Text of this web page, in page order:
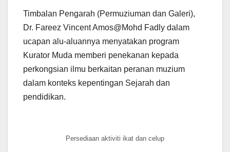
Timbalan Pengarah (Permuziuman dan Galeri),
Dr. Fareez Vincent Amos@Mohd Fadly dalam
ucapan alu-aluannya menyatakan program
Kurator Muda memberi penekanan kepada
perkongsian ilmu berkaitan peranan muzium
dalam konteks kepentingan Sejarah dan
pendidikan.
Persediaan aktiviti ikat dan celup